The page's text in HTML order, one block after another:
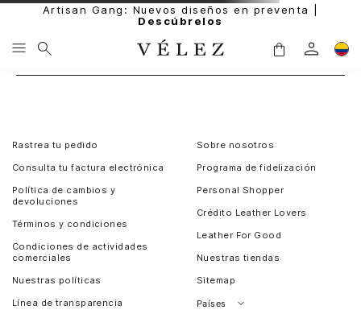
Artisan Gang: Nuevos diseños en preventa |
Descúbrelos
Rastrea tu pedido
Consulta tu factura electrónica
Política de cambios y
devoluciones
Términos y condiciones
Condiciones de actividades
comerciales
Nuestras políticas
Línea de transparencia
Sobre nosotros
Programa de fidelización
Personal Shopper
Crédito Leather Lovers
Leather For Good
Nuestras tiendas
Sitemap
Países